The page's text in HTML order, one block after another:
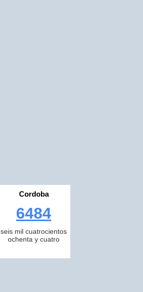
Cordoba
6484
seis mil cuatrocientos
ochenta y cuatro